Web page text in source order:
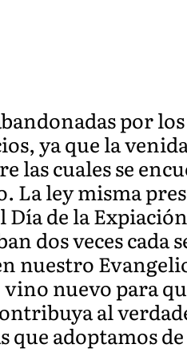
por
ya que la
las cuales se
La ley misma
de la
dos veces cada
nuestro
nuevo para
al
que adoptamos